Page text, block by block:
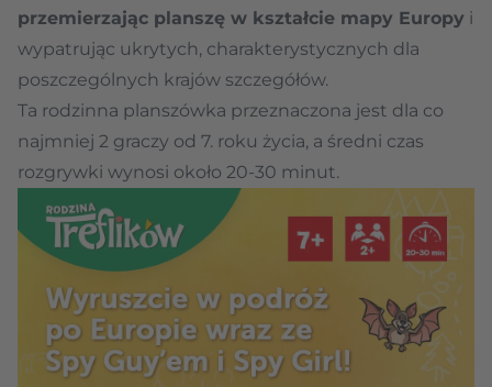
przemierzając planszę w kształcie mapy Europy i
wypatrując ukrytych, charakterystycznych dla
poszczególnych krajów szczegółów.
Ta rodzinna planszówka przeznaczona jest dla co
najmniej 2 graczy od 7. roku życia, a średni czas
rozgrywki wynosi około 20-30 minut.